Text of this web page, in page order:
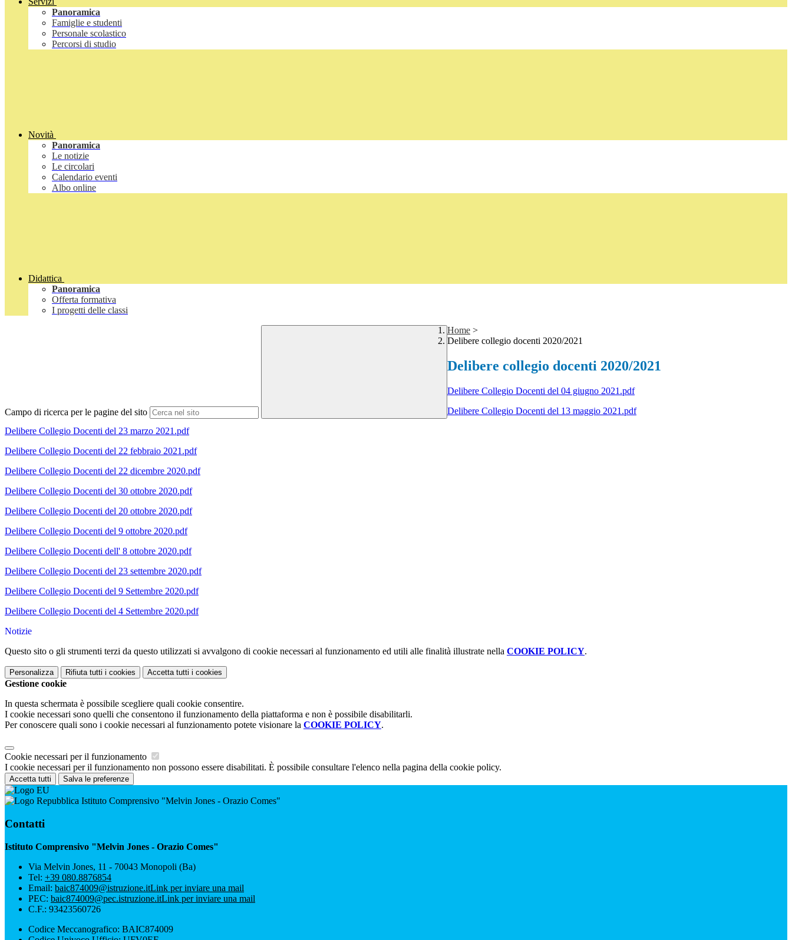
Panoramica
Famiglie e studenti
Personale scolastico
Percorsi di studio
Novità
Panoramica
Le notizie
Le circolari
Calendario eventi
Albo online
Didattica
Panoramica
Offerta formativa
I progetti delle classi
Campo di ricerca per le pagine del sito
Home >
Delibere collegio docenti 2020/2021
Delibere collegio docenti 2020/2021
Delibere Collegio Docenti del 04 giugno 2021.pdf
Delibere Collegio Docenti del 13 maggio 2021.pdf
Delibere Collegio Docenti del 23 marzo 2021.pdf
Delibere Collegio Docenti del 22 febbraio 2021.pdf
Delibere Collegio Docenti del 22 dicembre 2020.pdf
Delibere Collegio Docenti del 30 ottobre 2020.pdf
Delibere Collegio Docenti del 20 ottobre 2020.pdf
Delibere Collegio Docenti del 9 ottobre 2020.pdf
Delibere Collegio Docenti dell' 8 ottobre 2020.pdf
Delibere Collegio Docenti del 23 settembre 2020.pdf
Delibere Collegio Docenti del 9 Settembre 2020.pdf
Delibere Collegio Docenti del 4 Settembre 2020.pdf
Notizie
Questo sito o gli strumenti terzi da questo utilizzati si avvalgono di cookie necessari al funzionamento ed utili alle finalità illustrate nella COOKIE POLICY.
Personalizza Rifiuta tutti i cookies Accetta tutti i cookies
Gestione cookie
In questa schermata è possibile scegliere quali cookie consentire.
I cookie necessari sono quelli che consentono il funzionamento della piattaforma e non è possibile disabilitarli.
Per conoscere quali sono i cookie necessari al funzionamento potete visionare la COOKIE POLICY.
Cookie necessari per il funzionamento
I cookie necessari per il funzionamento non possono essere disabilitati. È possibile consultare l'elenco nella pagina della cookie policy.
Accetta tutti Salva le preferenze
Istituto Comprensivo "Melvin Jones - Orazio Comes"
Contatti
Istituto Comprensivo "Melvin Jones - Orazio Comes"
Via Melvin Jones, 11 - 70043 Monopoli (Ba)
Tel: +39 080.8876854
Email: baic874009@istruzione.itLink per inviare una mail
PEC: baic874009@pec.istruzione.itLink per inviare una mail
C.F.: 93423560726
Codice Meccanografico: BAIC874009